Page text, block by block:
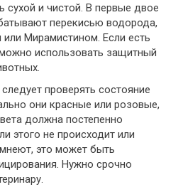
сухой и чистой. В первые двое
перекисью водорода,
Мирамистином. Если есть
использовать защитный
проверять состояние
они красные или розовые,
должна постепенно
этого не происходит или
это может быть
Нужно срочно